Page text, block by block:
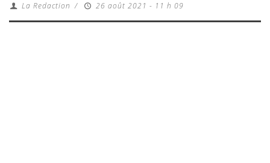
La Redaction / 26 août 2021 - 11 h 09